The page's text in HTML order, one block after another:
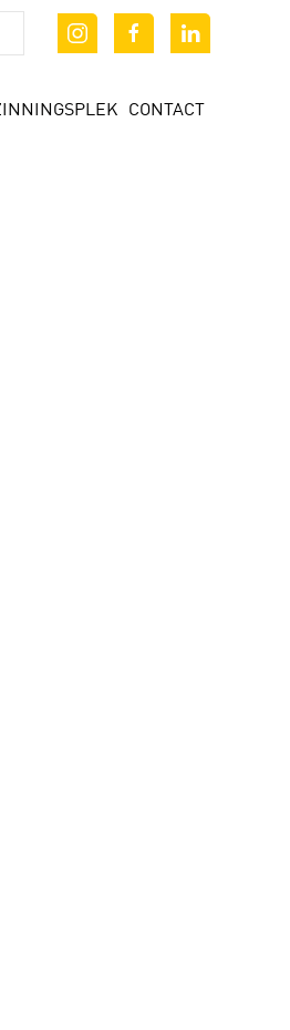
CONTACT